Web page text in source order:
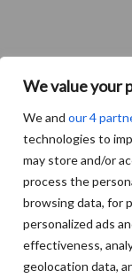
We value your
We and our 4
technologies to
may store and/or
process the
browsing data, for
personalized ads
effectiveness,
geolocation data,